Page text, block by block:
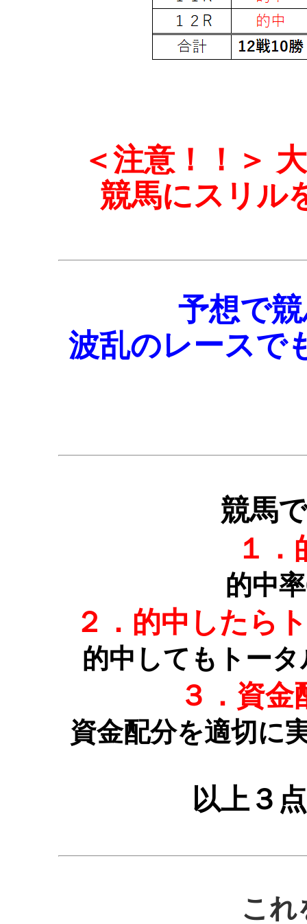
＜注意！！＞
競馬にスリル
予想で
波乱のレースで
競馬
１．
的中
２．的中したら
的中してもトー
３．資
資金配分を適切に
以上３
これ